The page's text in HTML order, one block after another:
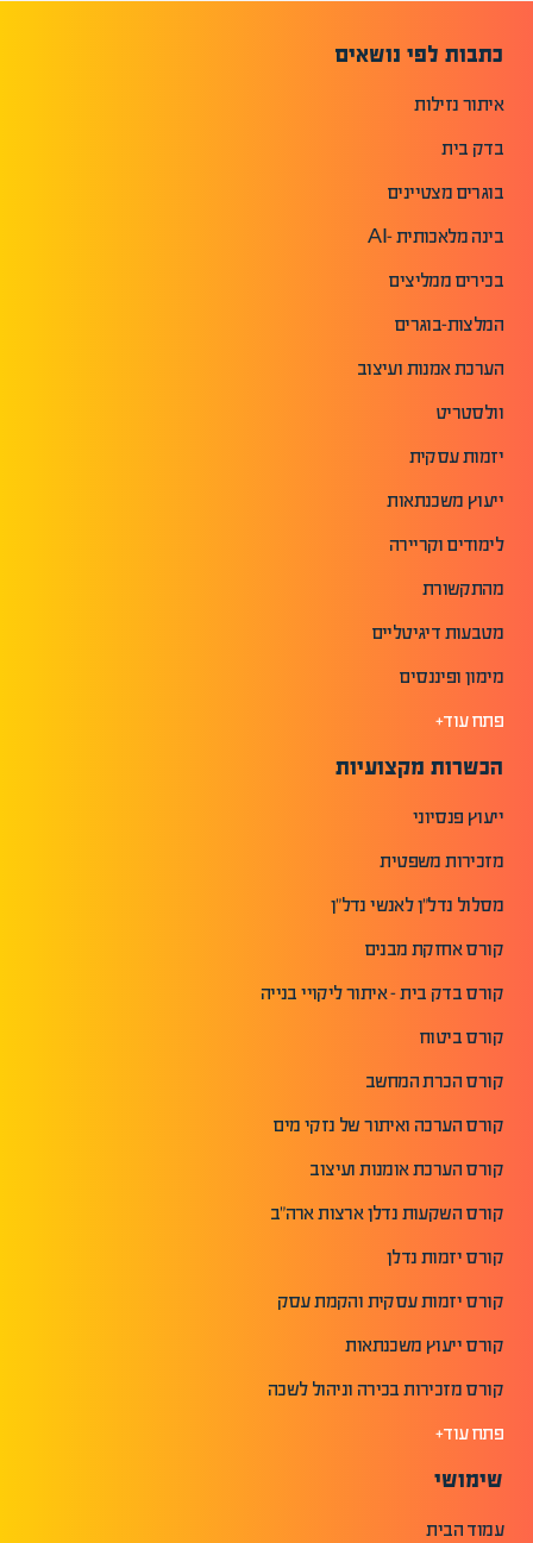
כתבות לפי נושאים
איתור נזילות
בדק בית
בוגרים מצטיינים
בינה מלאכותית -AI
בכירים ממליצים
המלצות-בוגרים
הערכת אמנות ועיצוב
וולסטריט
יזמות עסקית
ייעוץ משכנתאות
לימודים וקריירה
מהתקשורת
מטבעות דיגיטליים
מימון ופיננסים
פתח עוד+
הכשרות מקצועיות
ייעוץ פנסיוני
מזכירות משפטית
מסלול נדל"ן לאנשי נדל"ן
קורס אחזקת מבנים
קורס בדק בית - איתור ליקויי בנייה
קורס ביטוח
קורס הכרת המחשב
קורס הערכה ואיתור של נזקי מים
קורס הערכת אומנות ועיצוב
קורס השקעות נדלן ארצות ארה"ב
קורס יזמות נדלן
קורס יזמות עסקית והקמת עסק
קורס ייעוץ משכנתאות
קורס מזכירות בכירה וניהול לשכה
פתח עוד+
שימושי
עמוד הבית